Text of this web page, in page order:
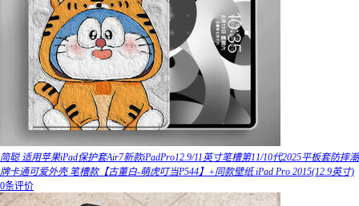
简聪 适用苹果iPad保护套Air7新款iPadPro12.9/11英寸笔槽第11/10代2025平板套防摔潮
牌卡通可爱外壳 笔槽款【古董白-萌虎叮当P544】+同款壁纸 iPad Pro 2015(12.9英寸)
0条评价